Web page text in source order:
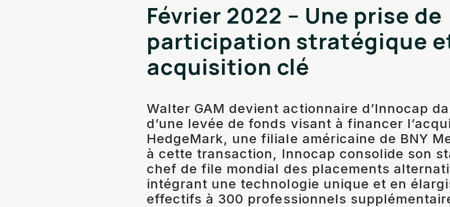
Février 2022 – Une prise de
participation stratégique
acquisition clé
Walter GAM devient actionnaire d’Innocap
d’une levée de fonds visant à financer
HedgeMark, une filiale américaine de BNY
à cette transaction, Innocap consolide son
chef de file mondial des placements
intégrant une technologie unique et en
effectifs à 300 professionnels